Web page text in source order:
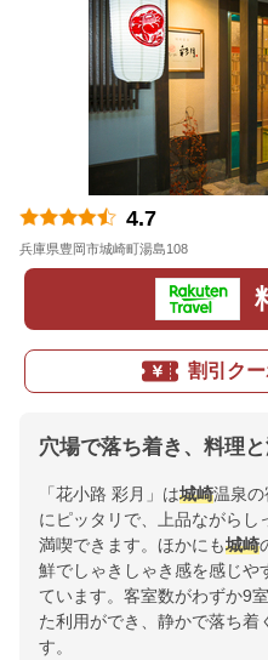
4.7
兵庫県豊岡市城崎町湯島108
割引ク
穴場で落ち着き、料理
「花小路 彩月」は城崎温泉の
にピッタリで、上品ながらし
満喫できます。ほかにも城崎
鮮でしゃきしゃき感を感じや
ています。客室数がわずか9
た利用ができ、静かで落ち着
す。